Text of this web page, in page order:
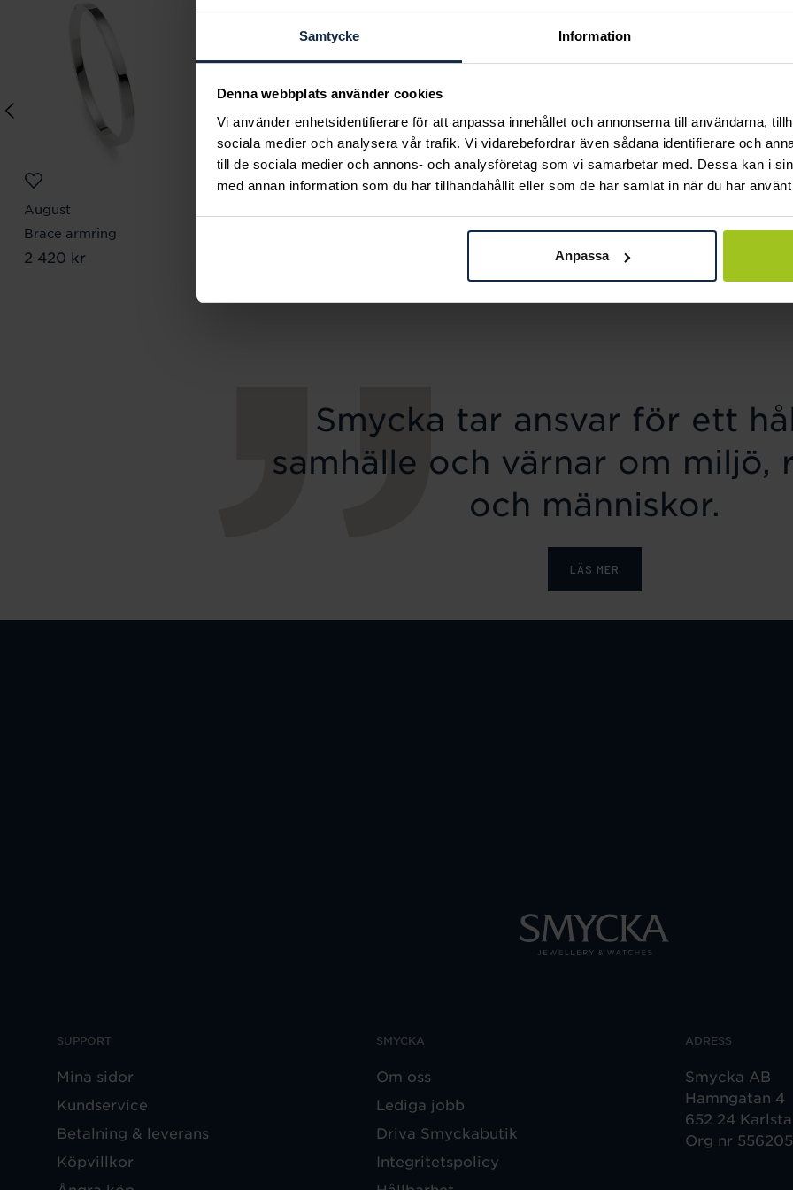
Samtycke Information
Denna webbplats använder cookies
Vi använder enhetsidentifierare för att anpassa innehållet och annonserna till användarna,
sociala medier och analysera vår trafik. Vi vidarebefordrar även sådana identifierare och
till de sociala medier och annons- och analysföretag som vi samarbetar med. Dessa kan i
med annan information som du har tillhandahållit eller som de har samlat in när du har
Anpassa
August
Brace armring
Pris:2 420 kr
2 420 kr
Halo armring
Sleek örhängen
Pris
990 kr
Smycka tar ansvar för ett
samhälle och värnar om miljö,
och människor.
LÄS MER
SUPPORT
Mina sidor
Kundservice
Betalning & leverans
Köpvillkor
SMYCKA
Om oss
Lediga jobb
Driva Smyckabutik
Integritetspolicy
ADRESS
Smycka AB
Hamngatan 4
652 24
Org nr